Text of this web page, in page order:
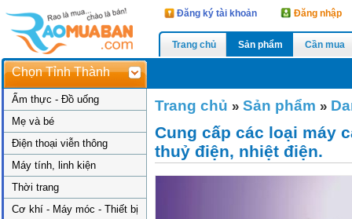
Đăng ký tài khoản Đăng nhập
Trang chủ Sản phẩm Cần mua
Chọn Tỉnh Thành
Ẩm thực - Đồ uống
Mẹ và bé
Điện thoại viễn thông
Máy tính, linh kiện
Thời trang
Cơ khí - Máy móc - Thiết bị
Trang chủ » Sản phẩm »
Cung cấp các loại máy
thuỷ điện, nhiệt điện.